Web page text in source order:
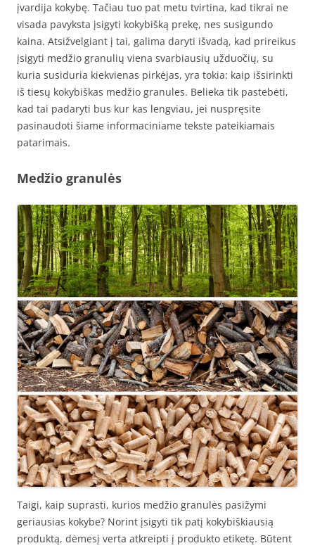
įvardija kokybę. Tačiau tuo pat metu tvirtina, kad tikrai ne
visada pavyksta įsigyti kokybišką prekę, nes susigundo
kaina. Atsižvelgiant į tai, galima daryti išvadą, kad prireikus
įsigyti medžio granulių viena svarbiausių užduočių, su
kuria susiduria kiekvienas pirkėjas, yra tokia: kaip išsirinkti
iš tiesų kokybiškas medžio granules. Belieka tik pastebėti,
kad tai padaryti bus kur kas lengviau, jei nuspręsite
pasinaudoti šiame informaciniame tekste pateikiamais
patarimais.
Medžio granulės
Taigi, kaip suprasti, kurios medžio granulės pasižymi
geriausias kokybe? Norint įsigyti tik patį kokybiškiausią
produktą, dėmesį verta atkreipti į produkto etiketę. Būtent